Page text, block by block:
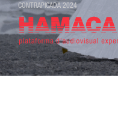
CONTRAPICADA 2024